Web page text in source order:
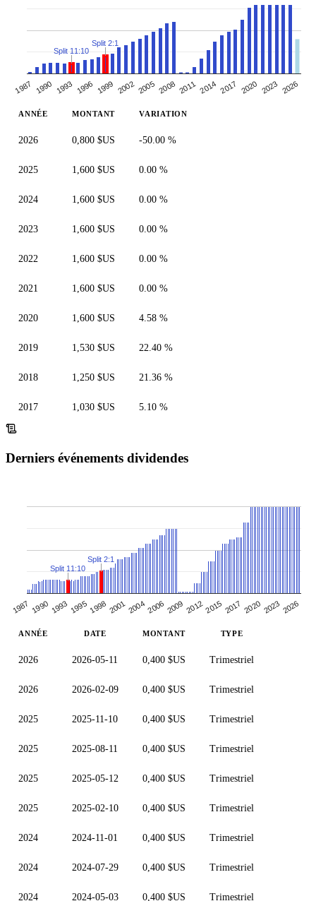
1987 1990 1993 1996 1999 2002 2005 2008 2011 2014 2017 2020 2023 2026
Split 11:10
Split 2:1
ANNÉE MONTANT VARIATION
2026 0,800 $US -50.00 %
2025 1,600 $US 0.00 %
2024 1,600 $US 0.00 %
2023 1,600 $US 0.00 %
2022 1,600 $US 0.00 %
2021 1,600 $US 0.00 %
2020 1,600 $US 4.58 %
2019 1,530 $US 22.40 %
2018 1,250 $US 21.36 %
2017 1,030 $US 5.10 %
Derniers événements dividendes
1987 1990 1993 1995 1998200120042006 2009 20122015 2017 2020 20232026
Split 11:10
Split 2:1
ANNÉE DATE MONTANT TYPE
2026 2026-05-11 0,400 $US Trimestriel
2026 2026-02-09 0,400 $US Trimestriel
2025 2025-11-10 0,400 $US Trimestriel
2025 2025-08-11 0,400 $US Trimestriel
2025 2025-05-12 0,400 $US Trimestriel
2025 2025-02-10 0,400 $US Trimestriel
2024 2024-11-01 0,400 $US Trimestriel
2024 2024-07-29 0,400 $US Trimestriel
2024 2024-05-03 0,400 $US Trimestriel